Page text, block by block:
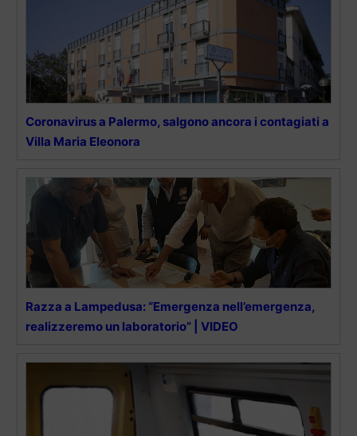
Coronavirus a Palermo, salgono ancora i contagiati a
Villa Maria Eleonora
Razza a Lampedusa: “Emergenza nell’emergenza,
realizzeremo un laboratorio” | VIDEO